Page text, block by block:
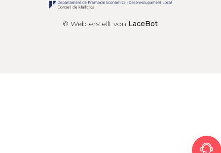
© Web erstellt von LaceBot